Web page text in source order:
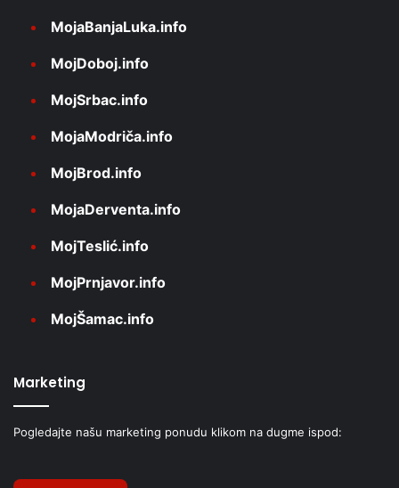
MojaBanjaLuka.info
MojDoboj.info
MojSrbac.info
MojaModriča.info
MojBrod.info
MojaDerventa.info
MojTeslić.info
MojPrnjavor.info
MojŠamac.info
Marketing
Pogledajte našu marketing ponudu klikom na dugme ispod: